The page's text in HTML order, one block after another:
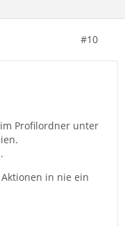
#10
Profilordner unter
in nie ein